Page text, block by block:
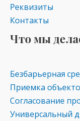
Реквизиты
Контакты
Что мы
Безбарьерная
Приемка
Согласование
Универсальный